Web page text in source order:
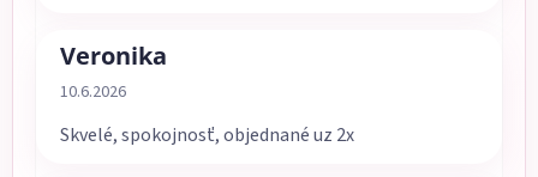
Veronika
Hodnotenie obchodu je 5 z 5 hviezdičiek.
10.6.2026
Skvelé, spokojnosť, objednané uz 2x